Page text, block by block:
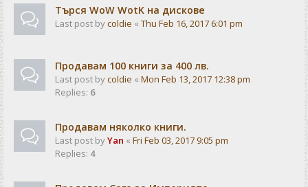
Търся WoW WotK на дискове
Last post bycoldie « Thu Feb 16, 2017 6:01 pm
Продавам 100 книги за 400 лв.
Last post bycoldie « Mon Feb 13, 2017 12:38 pm
Replies: 6
Продавам няколко книги.
Last post byYan « Fri Feb 03, 2017 9:05 pm
Replies: 4